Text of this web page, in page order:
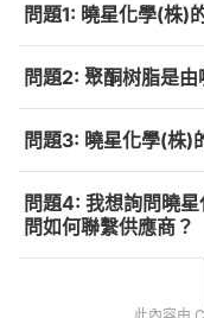
問題1: 曉星化學(株)
問題2: 聚酮树脂是由
問題3: 曉星化學(株)
問題4: 我想詢問曉
問如何聯繫供應商？